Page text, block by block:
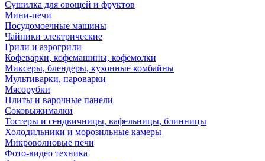
Сушилка для овощей и фруктов
Мини-печи
Посудомоечные машины
Чайники электрические
Грили и аэрогрили
Кофеварки, кофемашины, кофемолки
Миксеры, блендеры, кухонные комбайны
Мультиварки, пароварки
Мясорубки
Плиты и варочные панели
Соковыжималки
Тостеры и сендвичницы, вафельницы, блинницы
Холодильники и морозильные камеры
Микроволновые печи
Фото-видео техника